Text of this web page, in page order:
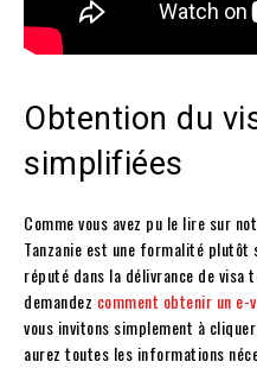
Obtention du
simplifiées
Comme vous avez pu le lire sur
Tanzanie est une formalité
réputé dans la délivrance de visa
demandez comment obtenir un e-
vous invitons simplement à
aurez toutes les informations